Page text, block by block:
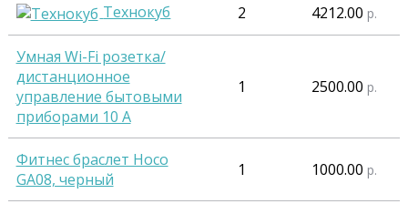
Технокуб 2 4212.00 р.
Умная Wi-Fi розетка/
дистанционное
управление бытовыми
приборами 10 А
1 2500.00 р.
Фитнес браслет Hoco
GA08, черный
1 1000.00 р.